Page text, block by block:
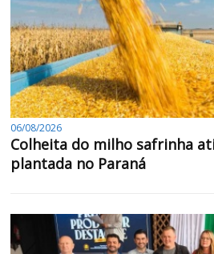
06/08/2026
Colheita do milho safrinha
plantada no Paraná